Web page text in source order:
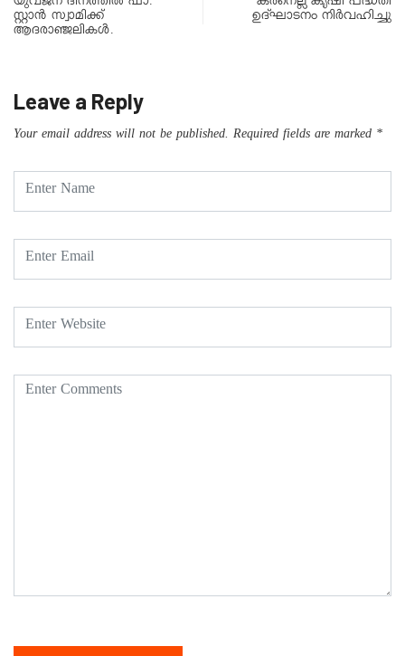
സ്റ്റാൻ സ്വാമിക്ക്
ആദരാഞ്ജലികൾ.
ഉദ്ഘാടനം നിർവഹിച്ചു
Leave a Reply
Your email address will not be published. Required fields are marked *